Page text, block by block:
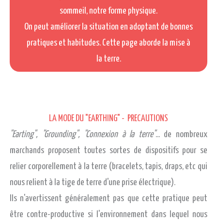
sommeil, notre forme physique.
On peut améliorer la situation en adoptant de bonnes
pratiques et habitudes. Cette page aborde la mise à
la terre.
LA MODE DU "EARTHING" - PRECAUTIONS
"Earting", "Grounding", "Connexion à la terre"... de nombreux
marchands proposent toutes sortes de dispositifs pour se
relier corporellement à la terre (bracelets, tapis, draps, etc qui
nous relient à la tige de terre d'une prise électrique).
Ils n'avertissent généralement pas que cette pratique peut
être contre-productive si l'environnement dans lequel nous